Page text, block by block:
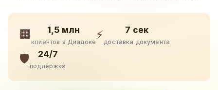
🏢 1,5 млн
клиентов в Диадоке
⚡ 7 сек
доставка документа
🛡️ 24/7
поддержка